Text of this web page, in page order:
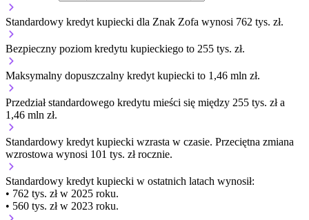
Standardowy kredyt kupiecki dla Znak Zofa wynosi 762 tys. zł.
Bezpieczny poziom kredytu kupieckiego to 255 tys. zł.
Maksymalny dopuszczalny kredyt kupiecki to 1,46 mln zł.
Przedział standardowego kredytu mieści się między 255 tys. zł a
1,46 mln zł.
Standardowy kredyt kupiecki wzrasta w czasie. Przeciętna zmiana
wzrostowa wynosi 101 tys. zł rocznie.
Standardowy kredyt kupiecki w ostatnich latach wynosił:
• 762 tys. zł w 2025 roku.
• 560 tys. zł w 2023 roku.